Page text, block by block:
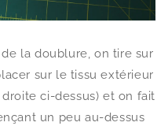
la doublure, on tire sur
sur le tissu extérieur
ci-dessus) et on fait
un peu au-dessus